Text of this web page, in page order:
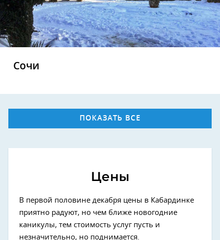
Сочи
ПОКАЗАТЬ ВСЕ
Цены
В первой половине декабря цены в Кабардинке
приятно радуют, но чем ближе новогодние
каникулы, тем стоимость услуг пусть и
незначительно, но поднимается.